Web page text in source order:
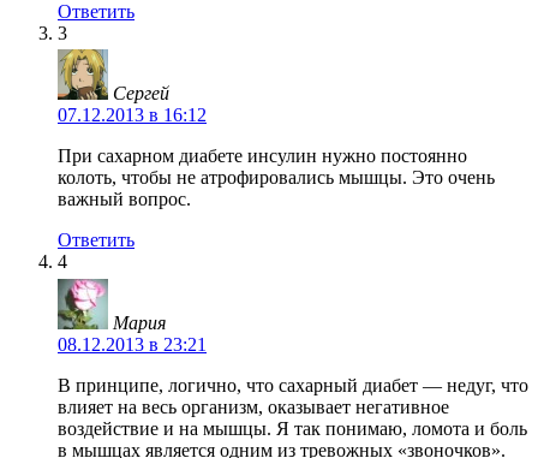
Ответить
3
Сергей
07.12.2013 в 16:12
При сахарном диабете инсулин нужно постоянно
колоть, чтобы не атрофировались мышцы. Это очень
важный вопрос.
Ответить
4
Мария
08.12.2013 в 23:21
В принципе, логично, что сахарный диабет — недуг, что
влияет на весь организм, оказывает негативное
воздействие и на мышцы. Я так понимаю, ломота и боль
в мышцах является одним из тревожных «звоночков».